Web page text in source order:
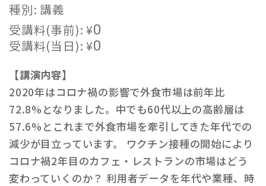
種別: 講義
受講料(事前):¥0
受講料(当日):¥0
【講演内容】
2020年はコロナ禍の影響で外食市場は前年比
72.8%となりました。中でも60代以上の高齢層は
57.6%とこれまで外食市場を牽引してきた年代での
減少が目立っています。 ワクチン接種の開始により
コロナ禍2年目のカフェ・レストランの市場はどう
変わっていくのか？ 利用者データを年代や業種、時